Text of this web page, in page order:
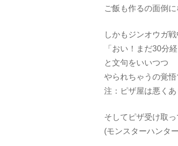
ご飯も作るの面倒
しかもジンオウガ
「おい！まだ30分
と文句をいいつつ
やられちゃうの覚
注：ピザ屋は悪く
そしてピザ受け取
(モンスターハンタ